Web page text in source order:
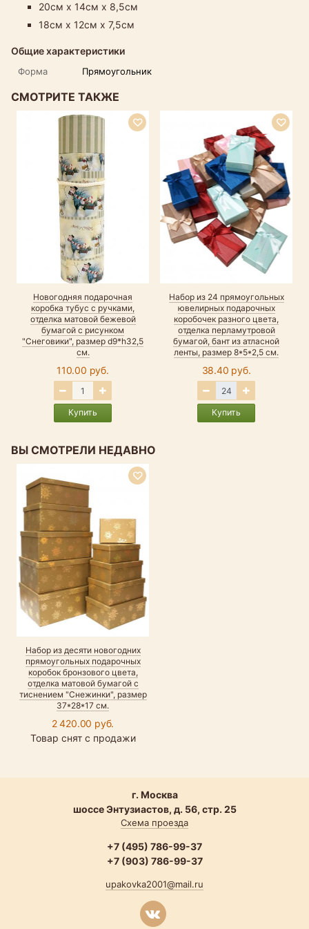
20см х 14см х 8,5см
18см х 12см х 7,5см
Общие характеристики
Форма Прямоугольник
СМОТРИТЕ ТАКЖЕ
Новогодняя подарочная
коробка тубус с ручками,
отделка матовой бежевой
бумагой с рисунком
"Снеговики", размер d9*h32,5
см.
110.00 руб.
Купить
Набор из 24 прямоугольных
ювелирных подарочных
коробочек разного цвета,
отделка перламутровой
бумагой, бант из атласной
ленты, размер 8*5*2,5 см.
38.40 руб.
Купить
ВЫ СМОТРЕЛИ НЕДАВНО
Набор из десяти новогодних
прямоугольных подарочных
коробок бронзового цвета,
отделка матовой бумагой с
тиснением "Снежинки", размер
37*28*17 см.
2 420.00 руб.
Товар снят с продажи
г. Москва
шоссе Энтузиастов, д. 56, стр. 25
Схема проезда
+7 (495) 786-99-37
+7 (903) 786-99-37
upakovka2001@mail.ru